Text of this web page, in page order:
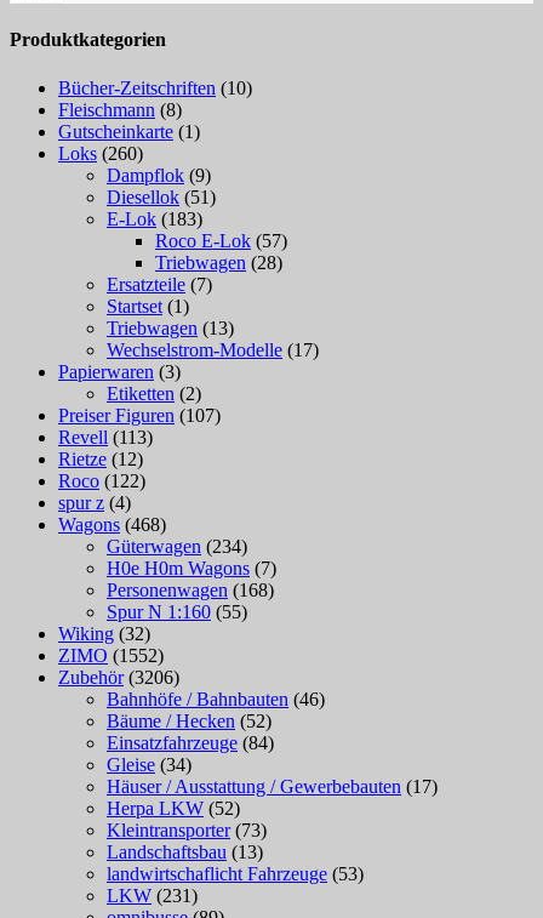
Produktkategorien
Bücher-Zeitschriften (10)
Fleischmann (8)
Gutscheinkarte (1)
Loks (260)
Dampflok (9)
Diesellok (51)
E-Lok (183)
Roco E-Lok (57)
Triebwagen (28)
Ersatzteile (7)
Startset (1)
Triebwagen (13)
Wechselstrom-Modelle (17)
Papierwaren (3)
Etiketten (2)
Preiser Figuren (107)
Revell (113)
Rietze (12)
Roco (122)
spur z (4)
Wagons (468)
Güterwagen (234)
H0e H0m Wagons (7)
Personenwagen (168)
Spur N 1:160 (55)
Wiking (32)
ZIMO (1552)
Zubehör (3206)
Bahnhöfe / Bahnbauten (46)
Bäume / Hecken (52)
Einsatzfahrzeuge (84)
Gleise (34)
Häuser / Ausstattung / Gewerbebauten (17)
Herpa LKW (52)
Kleintransporter (73)
Landschaftsbau (13)
landwirtschaflicht Fahrzeuge (53)
LKW (231)